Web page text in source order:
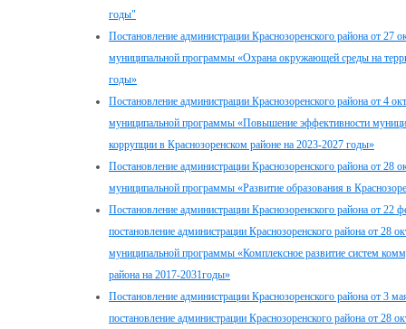
годы"
Постановление администрации Краснозоренского района от
муниципальной программы «Охрана окружающей среды на
годы»
Постановление администрации Краснозоренского района от 4
муниципальной программы «Повышение эффективности
коррупции в Краснозоренском районе на 2023-2027 годы»
Постановление администрации Краснозоренского района от
муниципальной программы «Развитие образования в
Постановление администрации Краснозоренского района от
постановление администрации Краснозоренского района от 28
муниципальной программы «Комплексное развитие систем
района на 2017-2031годы»
Постановление администрации Краснозоренского района от 3
постановление администрации Краснозоренского района от 28